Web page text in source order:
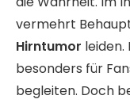
vermehrt
Hirntumor
besonders für
begleiten. Doch